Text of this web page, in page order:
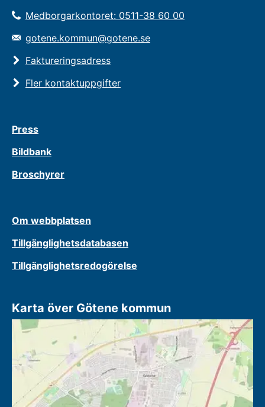
Medborgarkontoret: 0511-38 60 00
gotene.kommun@gotene.se
Faktureringsadress
Fler kontaktuppgifter
Press
Bildbank
Broschyrer
Om webbplatsen
Tillgänglighetsdatabasen
Tillgänglighetsredogörelse
Karta över Götene kommun